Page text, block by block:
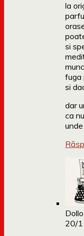
la
si
fuga
si
dar
ca
Dollo
20/